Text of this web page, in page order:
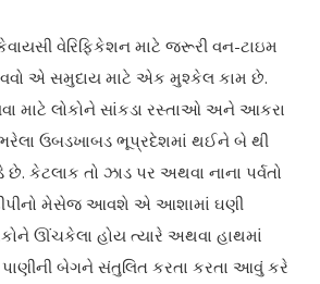
વેરિફિકેશન માટે જરૂરી વન-ટાઇમ
એ સમુદાય માટે એક મુશ્કેલ કામ છે.
માટે લોકોને સાંકડા રસ્તાઓ અને આકરા
ભરેલા ઉબડખાબડ ભૂપ્રદેશમાં થઈને બે થી
કેટલાક તો ઝાડ પર અથવા નાના પર્વતો
મેસેજ આવશે એ આશામાં ઘણી
ઊંચકેલા હોય ત્યારે અથવા હાથમાં
બેગને સંતુલિત કરતા કરતા આવું કરે